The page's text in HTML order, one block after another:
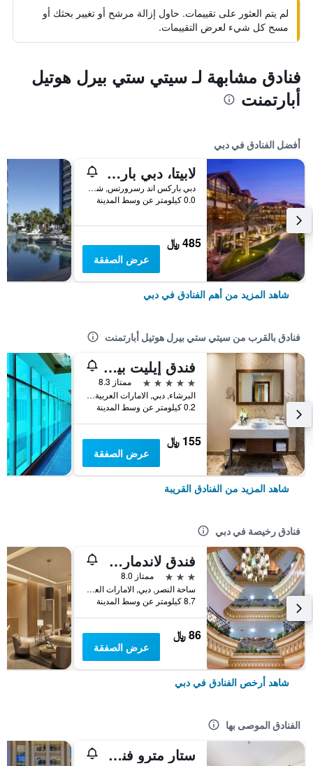
لم يتم العثور على تقييمات. حاول إزالة مرشح أو تغيير بحثك أو
مسح كل شيء لعرض التقييمات.
فنادق مشابهة لـ سيتي ستي بيرل هوتيل
أبارتمنت
أفضل الفنادق في دبي
لابيتا، دبي باركس آند ريزورتس، أوتوغراف كوليكشن
دبي باركس اند رسرورتس, شارع الشيخ زايد, دبي, الامارات العربية المتحدة
0.0 كيلومتر عن وسط المدينة
485 ﷼
عرض الصفقة
شاهد المزيد من أهم الفنادق في دبي
فنادق بالقرب من سيتي ستي بيرل هوتيل أبارتمنت
فندق إيليت بيبلوس
5 نجوم
ممتاز 8.3
البرشاء, دبي, الامارات العربية المتحدة
0.2 كيلومتر عن وسط المدينة
155 ﷼
عرض الصفقة
شاهد المزيد من الفنادق القريبة
فنادق رخيصة في دبي
فندق لاندمارك بلازا
3 نجوم
ممتاز 8.0
ساحة النصر, دبي, الامارات العربية المتحدة
8.7 كيلومتر عن وسط المدينة
86 ﷼
عرض الصفقة
شاهد أرخص الفنادق في دبي
الفنادق الموصى بها
ستار مترو فندق ديرة دبي